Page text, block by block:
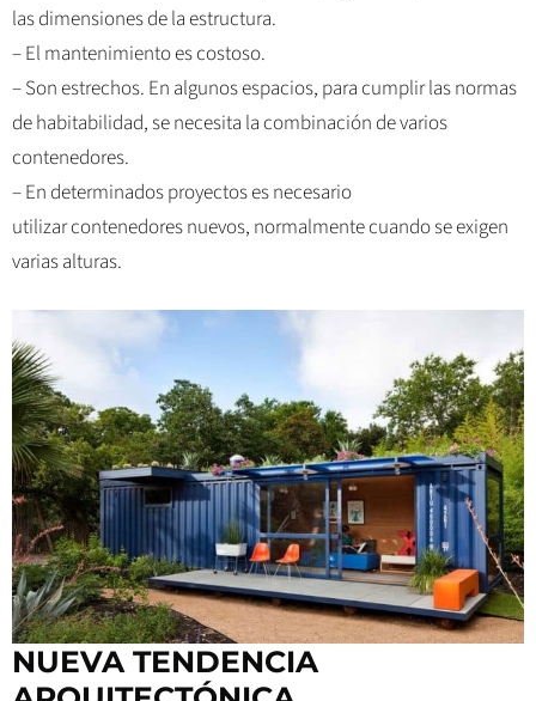
las dimensiones de la estructura.
– El mantenimiento es costoso.
– Son estrechos. En algunos espacios, para cumplir las normas
de habitabilidad, se necesita la combinación de varios
contenedores.
– En determinados proyectos es necesario
utilizar contenedores nuevos, normalmente cuando se exigen
varias alturas.
NUEVA TENDENCIA